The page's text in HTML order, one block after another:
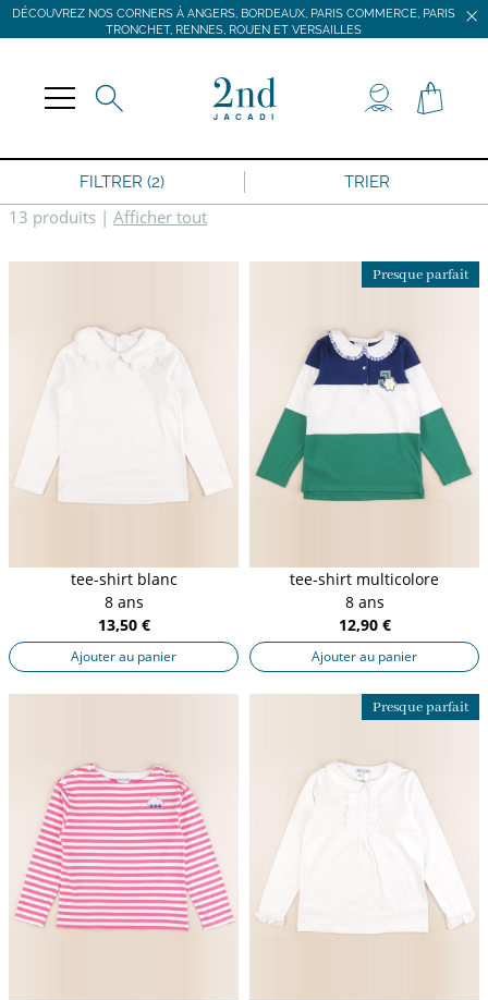
DÉCOUVREZ NOS CORNERS À ANGERS, BORDEAUX, PARIS COMMERCE, PARIS
TRONCHET, RENNES, ROUEN ET VERSAILLES
DÉCOUVREZ NOS CORNERS À ANGERS, BORDEAUX, PARIS COMMERCE, PARIS
TRONCHET, RENNES, ROUEN ET VERSAILLES
FILTRER (2) TRIER
13 produits | Afficher tout
tee-shirt blanc
8 ans
13,50 €
Ajouter au panier
Presque parfait
tee-shirt multicolore
8 ans
12,90 €
Ajouter au panier
Presque parfait